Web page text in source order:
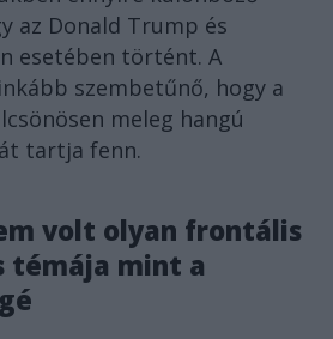
az Donald Trump és
esetében történt. A
szembetűnő, hogy a
meleg hangú
tartja fenn.
volt olyan frontális
témája mint a